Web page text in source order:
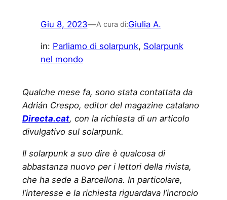
Giu 8, 2023—A cura di:Giulia A.
in: Parliamo di solarpunk, Solarpunk
nel mondo
Qualche mese fa, sono stata contattata da
Adrián Crespo, editor del magazine catalano
Directa.cat, con la richiesta di un articolo
divulgativo sul solarpunk.
Il solarpunk a suo dire è qualcosa di
abbastanza nuovo per i lettori della rivista,
che ha sede a Barcellona. In particolare,
l’interesse e la richiesta riguardava l’incrocio